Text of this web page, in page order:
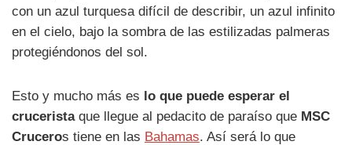
con un azul turquesa difícil de describir, un azul infinito
en el cielo, bajo la sombra de las estilizadas palmeras
protegiéndonos del sol.
Esto y mucho más es lo que puede esperar el
cruceristaque llegue al pedacito de paraíso que MSC
Cruceros tiene en las Bahamas. Así será lo que